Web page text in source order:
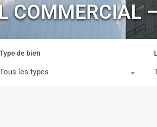
COMMERCIAL
Type de bien
Tous les types